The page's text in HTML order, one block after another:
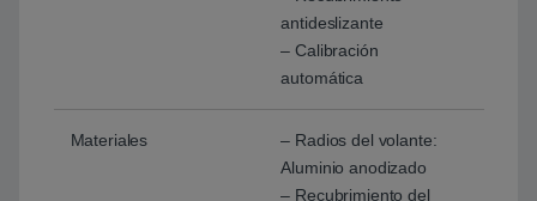
antideslizante
– Calibración
automática
Materiales
– Radios del volante:
Aluminio anodizado
– Recubrimiento del